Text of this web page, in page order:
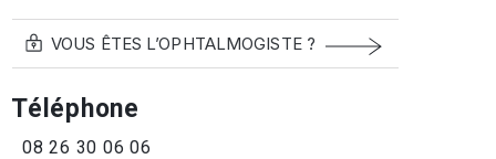
VOUS ÊTES L’OPHTALMOGISTE ?
Téléphone
08 26 30 06 06